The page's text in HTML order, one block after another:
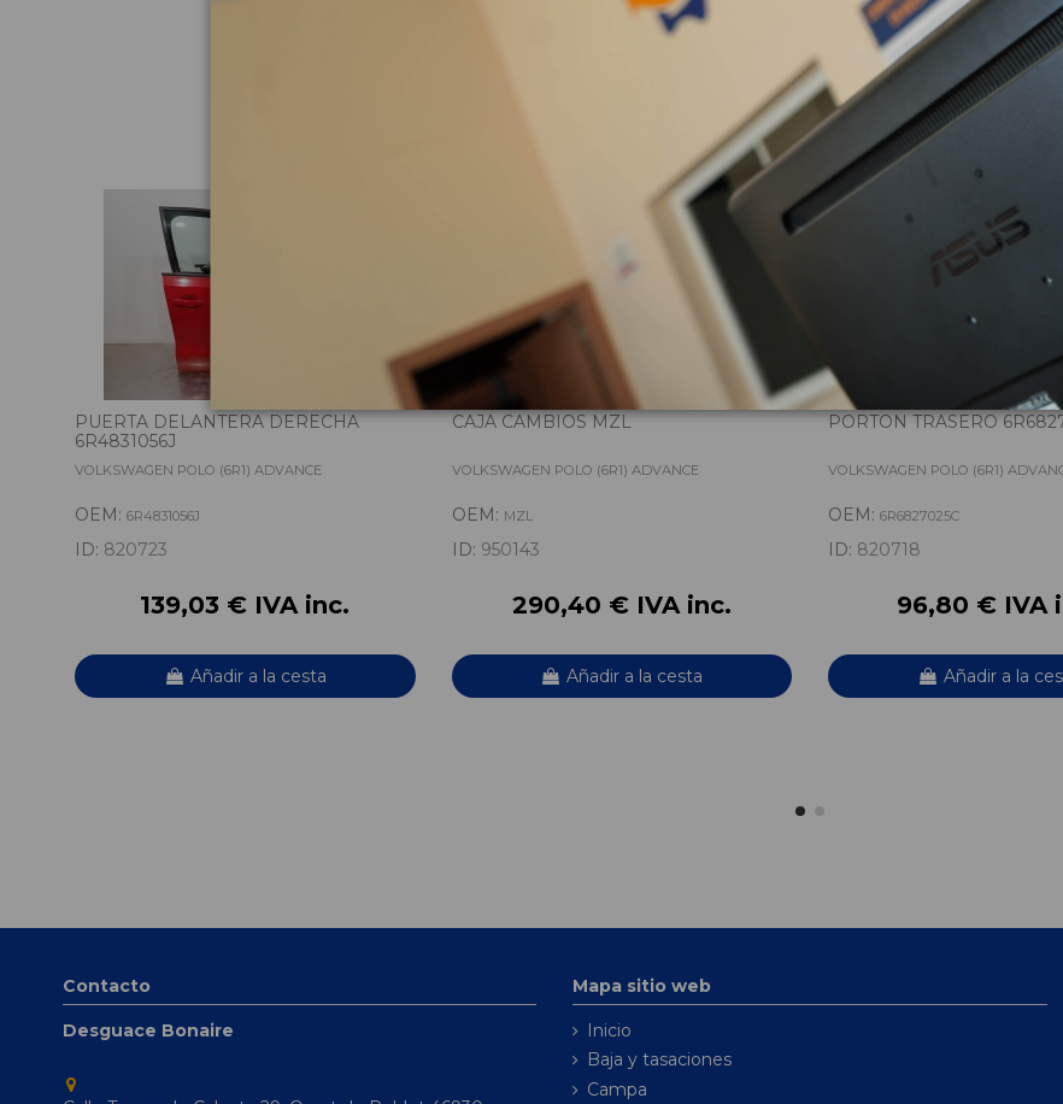
Piezas almacenadas del
PUERTA DELANTERA DERECHA
6R4831056J
VOLKSWAGEN POLO (6R1) ADVANCE
OEM: 6R4831056J
ID: 820723
139,03 € IVA inc.
Añadir a la cesta
CAJA CAMBIOS MZL
VOLKSWAGEN POLO (6R1) ADVANCE
OEM: MZL
ID: 950143
290,40 € IVA inc.
Añadir a la cesta
PORTON TRASERO
VOLKSWAGEN POLO (6R1)
OEM: 6R6827025C
ID: 820718
96,80 € IVA
Añadir a la
Contacto
Desguace Bonaire
Mapa sitio web
Inicio
Baja y tasaciones
Campa